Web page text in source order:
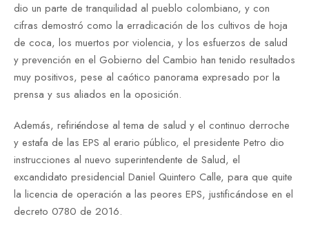
dio un parte de tranquilidad al pueblo colombiano, y con
cifras demostró como la erradicación de los cultivos de hoja
de coca, los muertos por violencia, y los esfuerzos de salud
y prevención en el Gobierno del Cambio han tenido resultados
muy positivos, pese al caótico panorama expresado por la
prensa y sus aliados en la oposición.
Además, refiriéndose al tema de salud y el continuo derroche
y estafa de las EPS al erario público, el presidente Petro dio
instrucciones al nuevo superintendente de Salud, el
excandidato presidencial Daniel Quintero Calle, para que quite
la licencia de operación a las peores EPS, justificándose en el
decreto 0780 de 2016.